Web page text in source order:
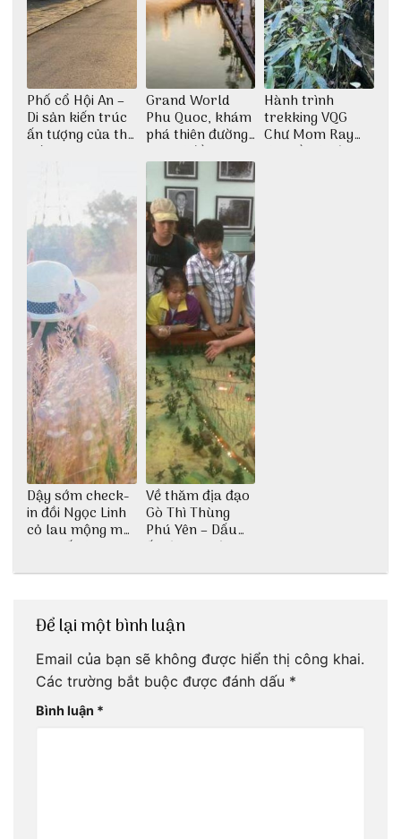
Phố cổ Hội An –
Di sản kiến trúc
ấn tượng của thế
giới
Grand World
Phu Quoc, khám
phá thiên đường
giải trí đầy sôi
động
Hành trình
trekking VQG
Chư Mom Ray
tìm về núi rừng
Dậy sớm check-
in đồi Ngọc Linh
cỏ lau mộng mơ
tại Huế nè bạn
Về thăm địa đạo
Gò Thì Thùng
Phú Yên – Dấu
ấn lịch sử còn
Để lại một bình luận
Email của bạn sẽ không được hiển thị công khai.
Các trường bắt buộc được đánh dấu *
Bình luận *